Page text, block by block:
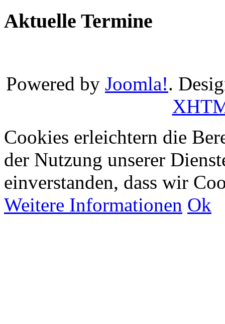
Aktuelle Termine
Powered by Joomla!.
Cookies erleichtern die
der Nutzung unserer
einverstanden, dass wir
Weitere Informationen Ok